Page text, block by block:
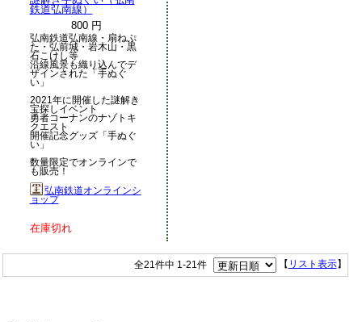
鉄道弘南線）
800 円
弘南鉄道弘南線・扇ねぷ
た・弘前城・岩木山・黒
石こけし等
沿線風景も織り込んでデ
ザインされた「手ぬぐ
い」
2021年に開催した謎解き
宝探しイベント
勇者コーナンのナゾトキ
クエスト
開催記念グッズ「手ぬぐ
い」
数量限定でオンラインで
も販売！
弘南鉄道オンラインシ
ョップ
在庫切れ
全21件中 1-21件 【 リスト表示】